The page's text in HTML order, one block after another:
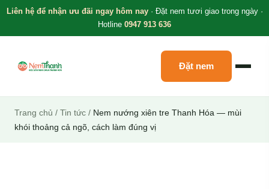
Liên hệ để nhận ưu đãi ngay hôm nay· Đặt nem tươi giao trong ngày ·
Hotline 0947 913 636
Đặt nem
Trang chủ / Tin tức / Nem nướng xiên tre Thanh Hóa — mùi
khói thoảng cả ngõ, cách làm đúng vị